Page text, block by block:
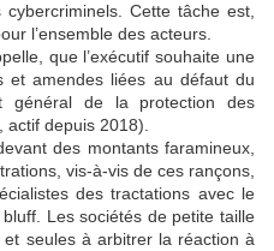
Cette tâche est,
l’ensemble des acteurs.
que l’exécutif souhaite une
et amendes liées au défaut du
général de la protection des
actif depuis 2018).
des montants faramineux,
vis-à-vis de ces rançons,
des tractations avec le
Les sociétés de petite taille
seules à arbitrer la réaction à